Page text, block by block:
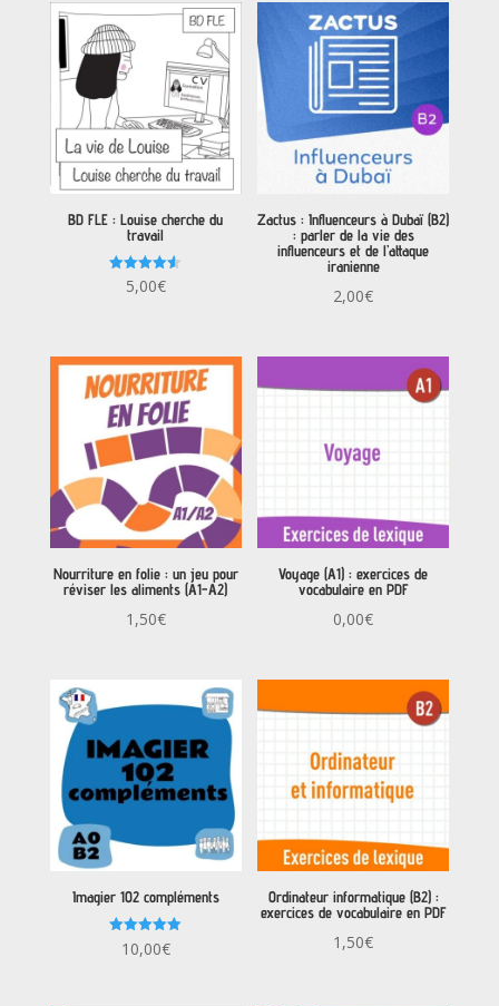
BD FLE : Louise cherche du
travail
Note
4.50
5,00€
Zactus : Influenceurs à Dubaï (B2)
: parler de la vie des
influenceurs et de l’attaque
iranienne
2,00€
Nourriture en folie : un jeu pour
réviser les aliments (A1-A2)
1,50€
Voyage (A1) : exercices de
vocabulaire en PDF
0,00€
Imagier 102 compléments
Note
5.00
10,00€
Ordinateur informatique (B2) :
exercices de vocabulaire en PDF
1,50€